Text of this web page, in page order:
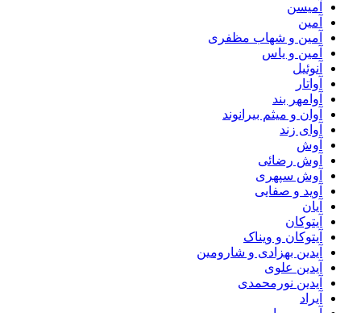
آمیسن
آمین
آمین و شهاب مظفری
آمین و یاس
آنوئیل
آواتار
آوامهر بند
آوان و میثم بیرانوند
آوای زند
آوش
آوش رضائی
آوش سپهری
آوید و صفایی
آیان
آیتوکان
آیتوکان و ویناک
آیدین بهزادی و شارومین
آیدین علوی
آیدین نورمحمدی
آیراد